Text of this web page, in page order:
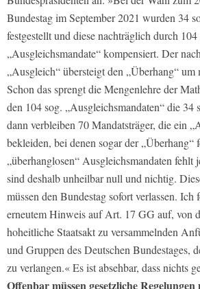
Bundestag im September 2021 wurden 34
festgestellt und diese nachträglich durch 104
„Ausgleichsmandate“ kompensiert. Der
„Ausgleich“ übersteigt den „Überhang“ um
Schon das sprengt die Mengenlehre der
den 104 sog. „Ausgleichsmandaten“ die 34
dann verbleiben 70 Mandatsträger, die ein
bekleiden, bei denen sogar der „Überhang“
„überhanglosen“ Ausgleichsmandaten fehlt
sind deshalb unheilbar null und nichtig.
müssen den Bundestag sofort verlassen. Ich
erneutem Hinweis auf Art. 17 GG auf, von
hoheitliche Staatsakt zu versammelnden
und Gruppen des Deutschen Bundestages,
zu verlangen.« Es ist absehbar, dass nichts
Offenbar müssen gesetzliche